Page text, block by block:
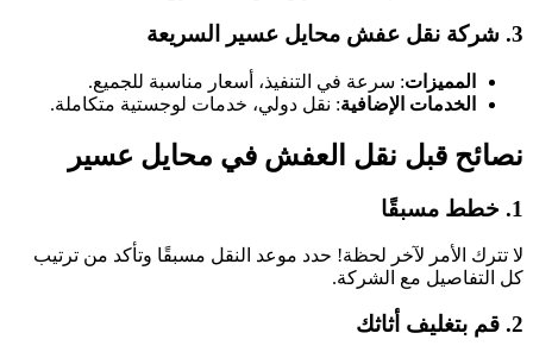
3. شركة نقل عفش محايل عسير السريعة
المميزات: سرعة في التنفيذ، أسعار مناسبة للجميع.
الخدمات الإضافية: نقل دولي، خدمات لوجستية متكاملة.
نصائح قبل نقل العفش في محايل عسير
1. خطط مسبقًا
لا تترك الأمر لآخر لحظة! حدد موعد النقل مسبقًا وتأكد من ترتيب
كل التفاصيل مع الشركة.
2. قم بتغليف أثاثك